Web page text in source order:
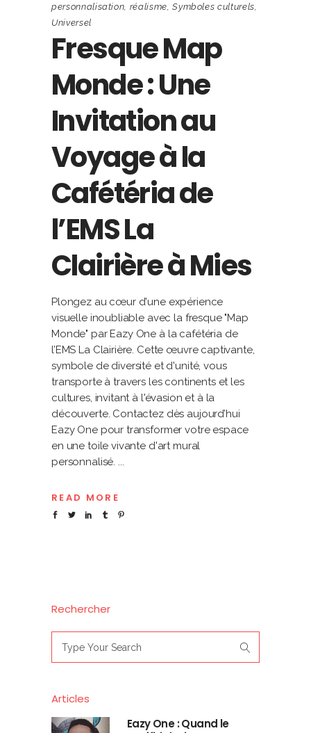
personnalisation, réalisme,Symboles culturels,
Universel
Fresque Map
Monde : Une
Invitation au
Voyage à la
Cafétéria de
l’EMS La
Clairière à Mies
Plongez au cœur d'une expérience
visuelle inoubliable avec la fresque "Map
Monde" par Eazy One à la cafétéria de
l’EMS La Clairière. Cette œuvre captivante,
symbole de diversité et d'unité, vous
transporte à travers les continents et les
cultures, invitant à l'évasion et à la
découverte. Contactez dès aujourd’hui
Eazy One pour transformer votre espace
en une toile vivante d'art mural
personnalisé.
READ MORE
Rechercher
for:
Articles
Eazy One : Quand le